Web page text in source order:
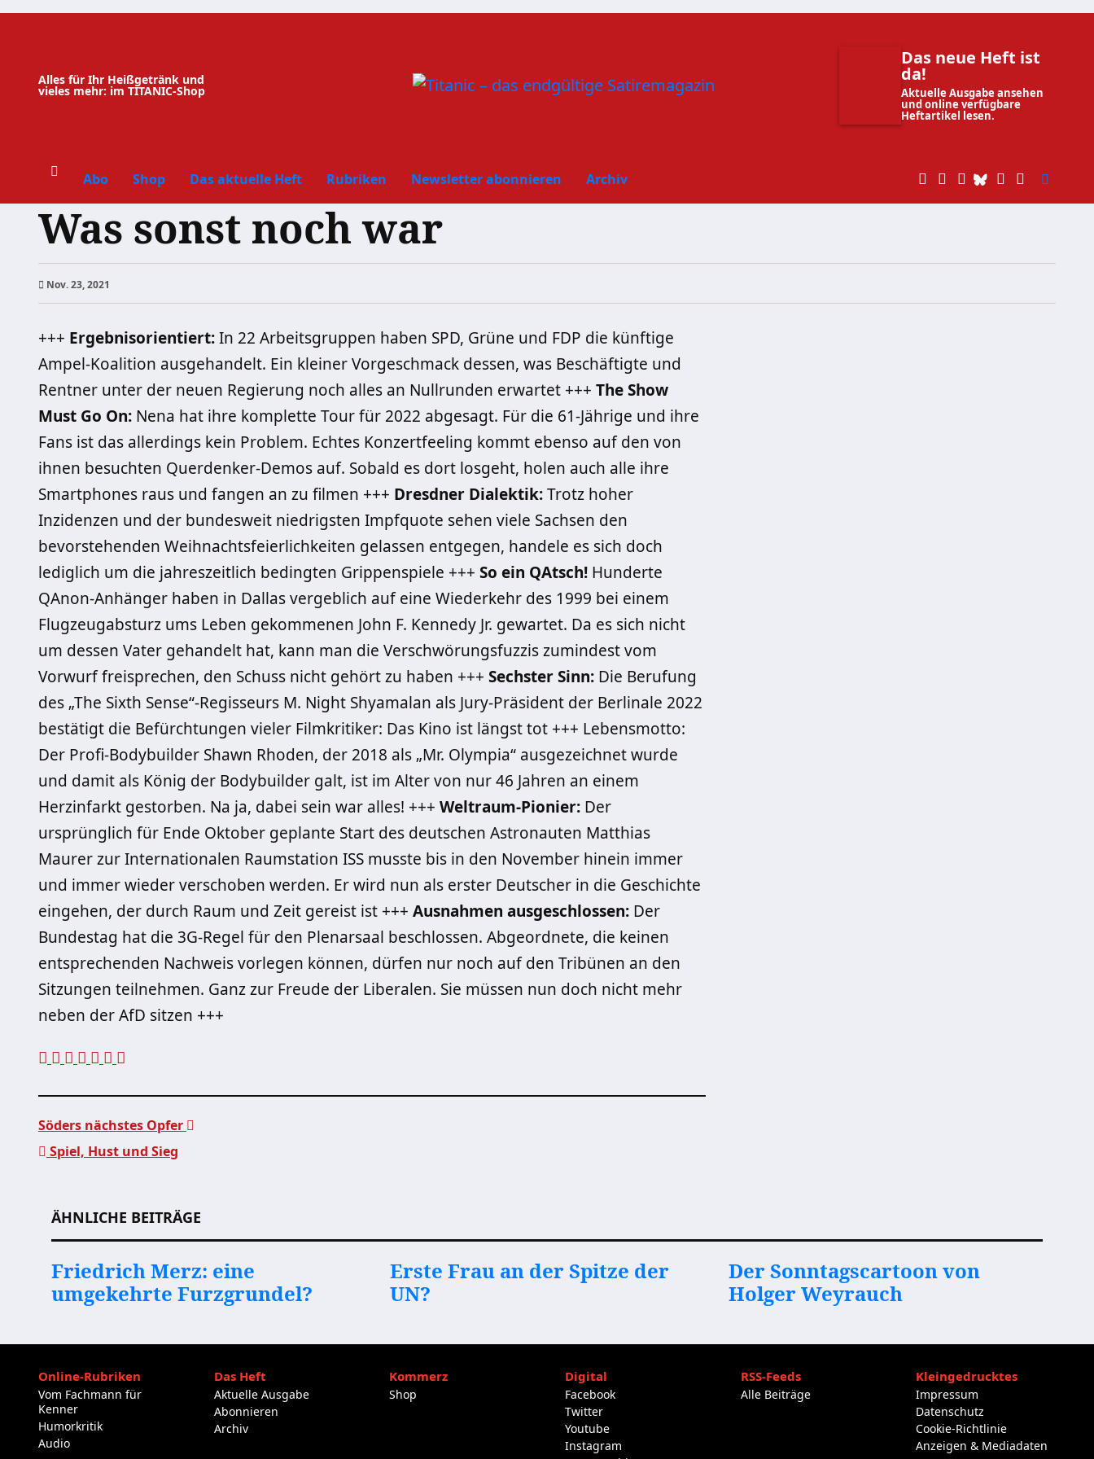
Zum
Alles für Ihr Heißgetränk und
vieles mehr: im TITANIC-Shop
Das neue Heft ist
da!
Aktuelle Ausgabe ansehen
und online verfügbare
Heftartikel lesen.
Abo Shop Das aktuelle Heft Rubriken Newsletter abonnieren Archiv
Was sonst noch war
Nov. 23, 2021
+++ Ergebnisorientiert:In 22 Arbeitsgruppen haben SPD, Grüne und FDP die künftige
Ampel-Koalition ausgehandelt. Ein kleiner Vorgeschmack dessen, was Beschäftigte und
Rentner unter der neuen Regierung noch alles an Nullrunden erwartet +++ The Show
Must Go On: Nena hat ihre komplette Tour für 2022 abgesagt. Für die 61-Jährige und ihre
Fans ist das allerdings kein Problem. Echtes Konzertfeeling kommt ebenso auf den von
ihnen besuchten Querdenker-Demos auf. Sobald es dort losgeht, holen auch alle ihre
Smartphones raus und fangen an zu filmen +++ Dresdner Dialektik:Trotz hoher
Inzidenzen und der bundesweit niedrigsten Impfquote sehen viele Sachsen den
bevorstehenden Weihnachtsfeierlichkeiten gelassen entgegen, handele es sich doch
lediglich um die jahreszeitlich bedingten Grippenspiele +++ So ein QAtsch! Hunderte
QAnon-Anhänger haben in Dallas vergeblich auf eine Wiederkehr des 1999 bei einem
Flugzeugabsturz ums Leben gekommenen John F. Kennedy Jr. gewartet. Da es sich nicht
um dessen Vater gehandelt hat, kann man die Verschwörungsfuzzis zumindest vom
Vorwurf freisprechen, den Schuss nicht gehört zu haben +++ Sechster Sinn: Die Berufung
des „The Sixth Sense“-Regisseurs M. Night Shyamalan als Jury-Präsident der Berlinale 2022
bestätigt die Befürchtungen vieler Filmkritiker: Das Kino ist längst tot +++ Lebensmotto:
Der Profi-Bodybuilder Shawn Rhoden, der 2018 als „Mr. Olympia“ ausgezeichnet wurde
und damit als König der Bodybuilder galt, ist im Alter von nur 46 Jahren an einem
Herzinfarkt gestorben. Na ja, dabei sein war alles! +++ Weltraum-Pionier: Der
ursprünglich für Ende Oktober geplante Start des deutschen Astronauten Matthias
Maurer zur Internationalen Raumstation ISS musste bis in den November hinein immer
und immer wieder verschoben werden. Er wird nun als erster Deutscher in die Geschichte
eingehen, der durch Raum und Zeit gereist ist +++ Ausnahmen ausgeschlossen: Der
Bundestag hat die 3G-Regel für den Plenarsaal beschlossen. Abgeordnete, die keinen
entsprechenden Nachweis vorlegen können, dürfen nur noch auf den Tribünen an den
Sitzungen teilnehmen. Ganz zur Freude der Liberalen. Sie müssen nun doch nicht mehr
neben der AfD sitzen +++
Söders nächstes Opfer
Spiel, Hust und Sieg
ÄHNLICHE BEITRÄGE
Friedrich Merz: eine
umgekehrte Furzgrundel?
Erste Frau an der Spitze der
UN?
Der Sonntagscartoon von
Holger Weyrauch
Online-Rubriken
Vom Fachmann für
Kenner
Humorkritik
Audio
Das Heft
Aktuelle Ausgabe
Abonnieren
Archiv
Kommerz
Shop
Digital
Facebook
Twitter
Youtube
Instagram
RSS-Feeds
Alle Beiträge
Kleingedrucktes
Impressum
Datenschutz
Cookie-Richtlinie
Anzeigen & Mediadaten